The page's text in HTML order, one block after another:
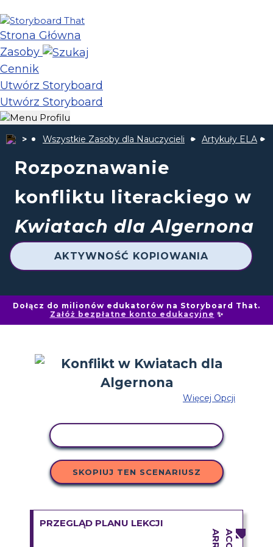
Strona Główna
Zasoby
Cennik
Utwórz Storyboard
Utwórz Storyboard
Wszystkie Zasoby dla Nauczycieli Artykuły ELA
Rozpoznawanie
konfliktu literackiego w
Kwiatach dla Algernona
AKTYWNOŚĆ KOPIOWANIA
Dołącz do milionów edukatorów na Storyboard That.
Załóż bezpłatne konto edukacyjne ✨
Więcej Opcji
SKOPIUJ TEN SCENARIUSZ
PRZEGLĄD PLANU LEKCJI